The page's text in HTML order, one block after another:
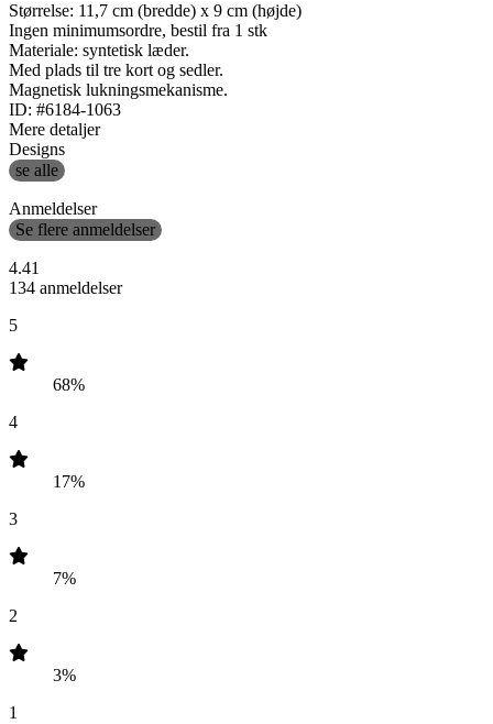
Størrelse: 11,7 cm (bredde) x 9 cm (højde)
Ingen minimumsordre, bestil fra 1 stk
Materiale: syntetisk læder.
Med plads til tre kort og sedler.
Magnetisk lukningsmekanisme.
ID: #6184-1063
Mere detaljer
Designs
se alle
Anmeldelser
Se flere anmeldelser
4.41
134 anmeldelser
5
68%
4
17%
3
7%
2
3%
1